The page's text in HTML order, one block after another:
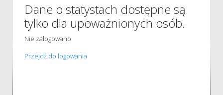
Dane o statystach dostępne są
tylko dla upoważnionych osób.
Nie zalogowano
Przejdź do logowania